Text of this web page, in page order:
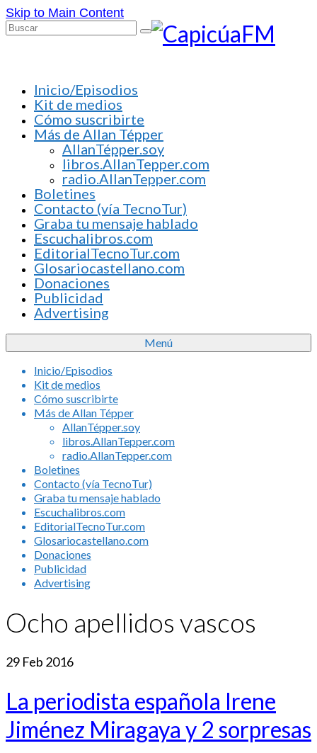
Skip to Main Content
Buscar
Inicio/Episodios
Kit de medios
Cómo suscribirte
Más de Allan Tépper
AllanTépper.soy
libros.AllanTepper.com
radio.AllanTepper.com
Boletines
Contacto (vía TecnoTur)
Graba tu mensaje hablado
Escuchalibros.com
EditorialTecnoTur.com
Glosariocastellano.com
Donaciones
Publicidad
Advertising
Menú
Inicio/Episodios
Kit de medios
Cómo suscribirte
Más de Allan Tépper
AllanTépper.soy
libros.AllanTepper.com
radio.AllanTepper.com
Boletines
Contacto (vía TecnoTur)
Graba tu mensaje hablado
Escuchalibros.com
EditorialTecnoTur.com
Glosariocastellano.com
Donaciones
Publicidad
Advertising
Ocho apellidos vascos
29 Feb 2016
La periodista española Irene
Jiménez Miragaya y 2 sorpresas